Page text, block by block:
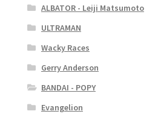
ALBATOR - Leiji Matsumoto
ULTRAMAN
Wacky Races
Gerry Anderson
BANDAI - POPY
Evangelion